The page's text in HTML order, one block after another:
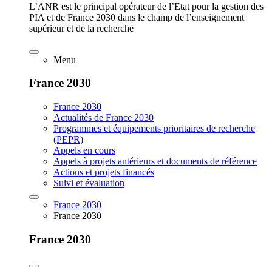
L’ANR est le principal opérateur de l’Etat pour la gestion des
PIA et de France 2030 dans le champ de l’enseignement
supérieur et de la recherche
Menu
France 2030
France 2030
Actualités de France 2030
Programmes et équipements prioritaires de recherche
(PEPR)
Appels en cours
Appels à projets antérieurs et documents de référence
Actions et projets financés
Suivi et évaluation
France 2030
France 2030
France 2030